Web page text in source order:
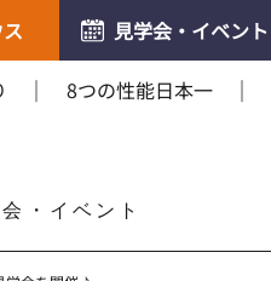
見学会・イベント
8つの性能日本一
・イベント